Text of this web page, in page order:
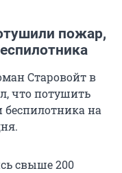
пожар,
Старовойт в
что потушить
на
свыше 200